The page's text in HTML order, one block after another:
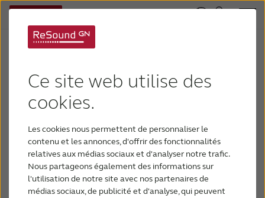
Ce site web utilise des
cookies.
Les cookies nous permettent de personnaliser le
contenu et les annonces, d'offrir des fonctionnalités
relatives aux médias sociaux et d'analyser notre trafic.
Nous partageons également des informations sur
l'utilisation de notre site avec nos partenaires de
médias sociaux, de publicité et d'analyse, qui peuvent